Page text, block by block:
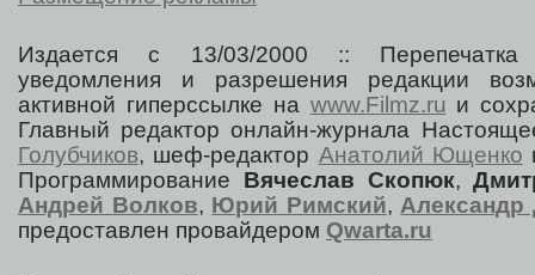
Издается с 13/03/2000 :: Перепечатка
уведомления и разрешения редакции
активной гиперссылке на www.Filmz.ru и
Главный редактор онлайн-журнала
Голубчиков, шеф-редактор Анатолий Ющенко
Программирование Вячеслав Скопюк,
Андрей Волков, Юрий Римский,Александр
предоставлен провайдером Qwarta.ru